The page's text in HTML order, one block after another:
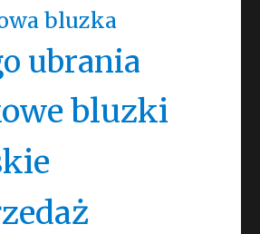
bluzka
ubrania
bluzki